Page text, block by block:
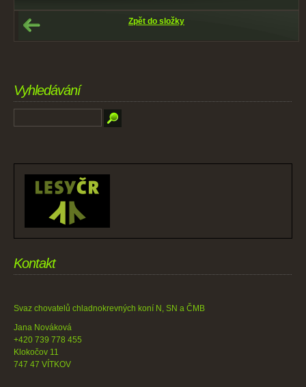
Zpět do složky
Vyhledávání
Kontakt
Svaz chovatelů chladnokrevných koní N, SN a ČMB
Jana Nováková
+420 739 778 455
Klokočov 11
747 47 VÍTKOV